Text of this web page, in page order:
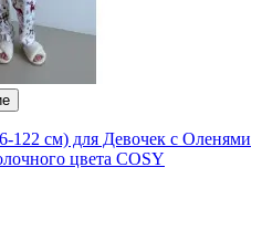
122 см) для Девочек с Оленями
цвета COSY